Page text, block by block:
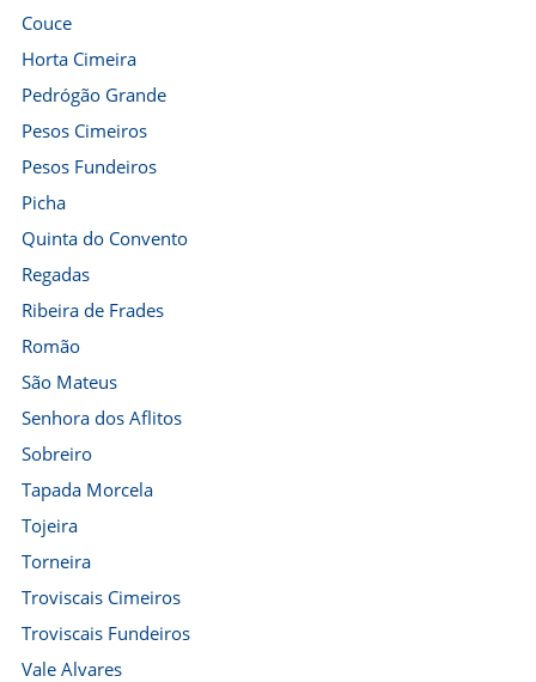
Couce
Horta Cimeira
Pedrógão Grande
Pesos Cimeiros
Pesos Fundeiros
Picha
Quinta do Convento
Regadas
Ribeira de Frades
Romão
São Mateus
Senhora dos Aflitos
Sobreiro
Tapada Morcela
Tojeira
Torneira
Troviscais Cimeiros
Troviscais Fundeiros
Vale Alvares